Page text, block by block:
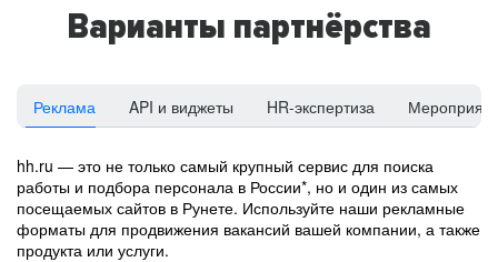
Варианты партнёрства
Реклама API и виджеты HR-экспертиза
hh.ru — это не только самый крупный сервис для поиска
работы и подбора персонала в России*, но и один из самых
посещаемых сайтов в Рунете. Используйте наши рекламные
форматы для продвижения вакансий вашей компании, а также
продукта или услуги.